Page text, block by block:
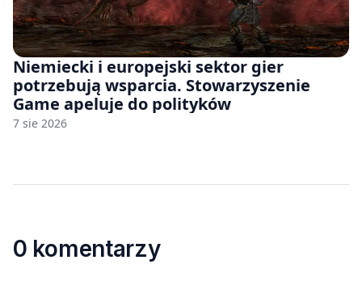
Niemiecki i europejski sektor gier
potrzebują wsparcia. Stowarzyszenie
Game apeluje do polityków
7 sie 2026
0 komentarzy